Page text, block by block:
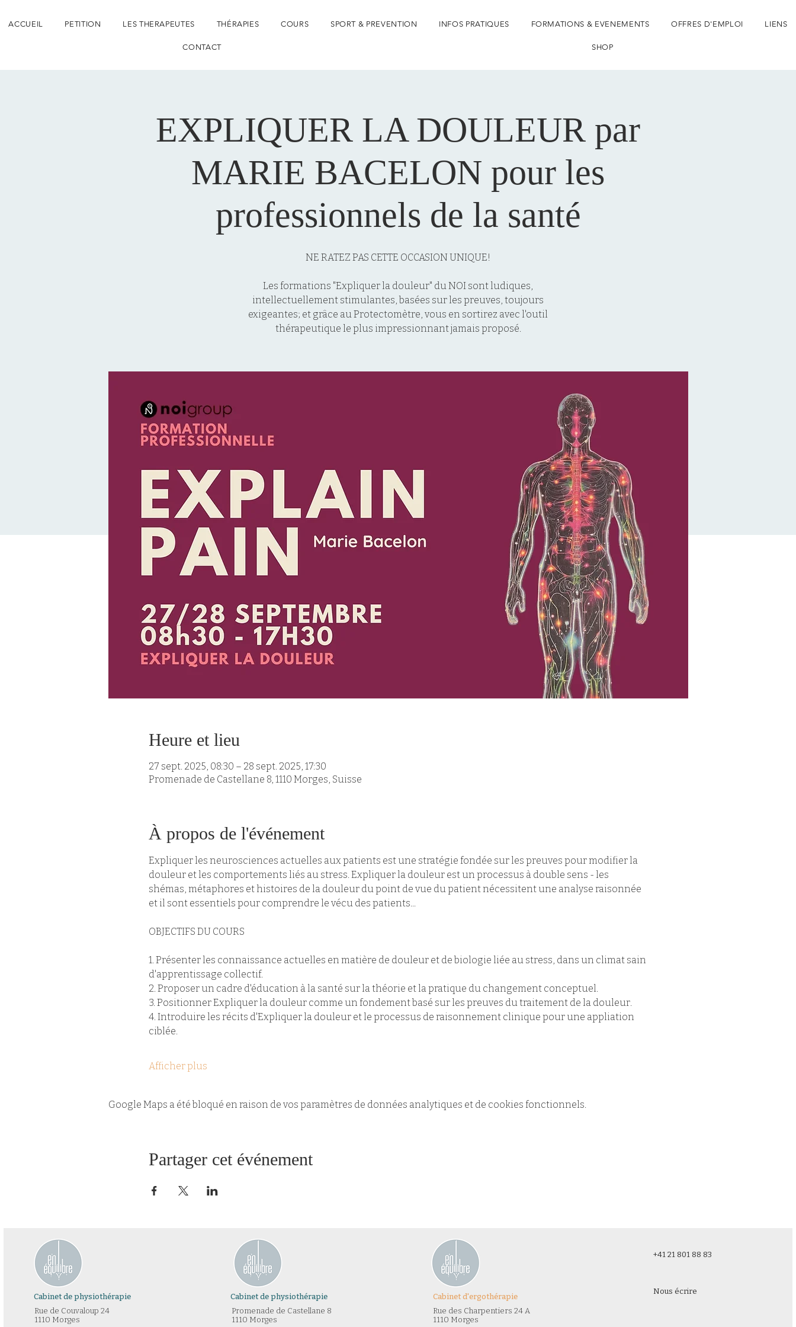
ACCUEIL PETITION LES THERAPEUTES THÉRAPIES COURS SPORT & PREVENTION INFOS PRATIQUES FORMATIONS & EVENEMENTS OFFRES D'EMPLOI LIENS
CONTACT SHOP
EXPLIQUER LA DOULEUR par
MARIE BACELON pour les
professionnels de la santé
NE RATEZ PAS CETTE OCCASION UNIQUE!
Les formations "Expliquer la douleur" du NOI sont ludiques,
intellectuellement stimulantes, basées sur les preuves, toujours
exigeantes; et grâce au Protectomètre, vous en sortirez avec l'outil
thérapeutique le plus impressionnant jamais proposé.
Heure et lieu
27 sept. 2025, 08:30 – 28 sept. 2025, 17:30
Promenade de Castellane 8, 1110 Morges, Suisse
À propos de l'événement
Expliquer les neurosciences actuelles aux patients est une stratégie fondée sur les preuves pour modifier la
douleur et les comportements liés au stress. Expliquer la douleur est un processus à double sens - les
shémas, métaphores et histoires de la douleur du point de vue du patient nécessitent une analyse raisonnée
et il sont essentiels pour comprendre le vécu des patients...
OBJECTIFS DU COURS
1. Présenter les connaissance actuelles en matière de douleur et de biologie liée au stress, dans un climat sain
d'apprentissage collectif.
2. Proposer un cadre d'éducation à la santé sur la théorie et la pratique du changement conceptuel.
3. Positionner Expliquer la douleur comme un fondement basé sur les preuves du traitement de la douleur.
4. Introduire les récits d'Expliquer la douleur et le processus de raisonnement clinique pour une appliation
ciblée.
Afficher plus
Google Maps a été bloqué en raison de vos paramètres de données analytiques et de cookies fonctionnels.
Partager cet événement
Cabinet de physiothérapie
Rue de Couvaloup 24​
1110 Morges
Cabinet de physiothérapie
Promenade de Castellane 8​
1110 Morges
Cabinet d'ergothérapie
Rue des Charpentiers 24 A
1110 Morges
+41 21 801 88 83
Nous écrire